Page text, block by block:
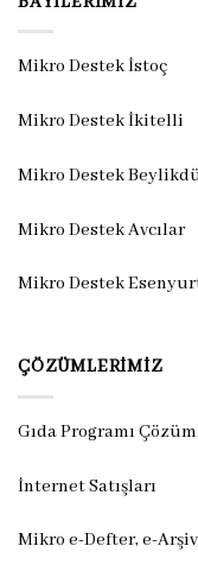
Mikro Destek İstoç
Mikro Destek İkitelli
Mikro Destek
Mikro Destek Avcılar
Mikro Destek
ÇÖZÜMLERIMIZ
Gıda Programı
İnternet Satışları
Mikro e-Defter, e-